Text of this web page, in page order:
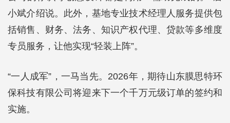
小斌介绍说。此外，基地专业技术经理人服务提供包
括销售、财务、法务、知识产权代理、贷款等多维度
专员服务，让他实现“轻装上阵”。
“一人成军”，一马当先。2026年，期待山东膜思特环
保科技有限公司将迎来下一个千万元级订单的签约和
实施。